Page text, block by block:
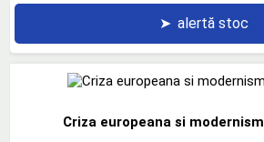
➤ alertă stoc
Criza europeana si